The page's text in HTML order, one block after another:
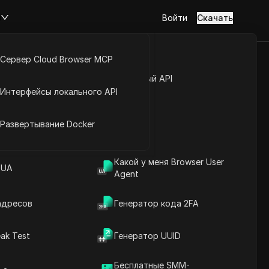
Открытый API
Какой у меня Browser User
Agent
Генератор кода 2FA
Test Генератор UUID
Бесплатные SMM-
Сервер Cloud Browser MCP
Интерфейсы локального API
Развертывание Docker
Войти Скачать
в
Задать вопросы
Задайте вопросы об этой странице
Открыть в Claude
Задайте вопросы об этой странице